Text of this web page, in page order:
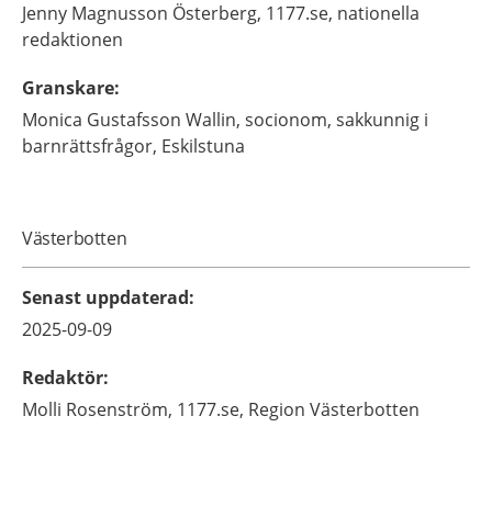
Jenny Magnusson Österberg, 1177.se, nationella
redaktionen
Granskare:
Monica Gustafsson Wallin, socionom, sakkunnig i
barnrättsfrågor, Eskilstuna
Västerbotten
Senast uppdaterad:
2025-09-09
Redaktör:
Molli Rosenström, 1177.se, Region Västerbotten